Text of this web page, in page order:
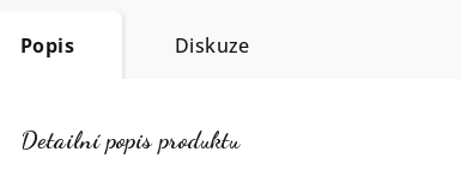
Popis Diskuze
Detailní popis produktu